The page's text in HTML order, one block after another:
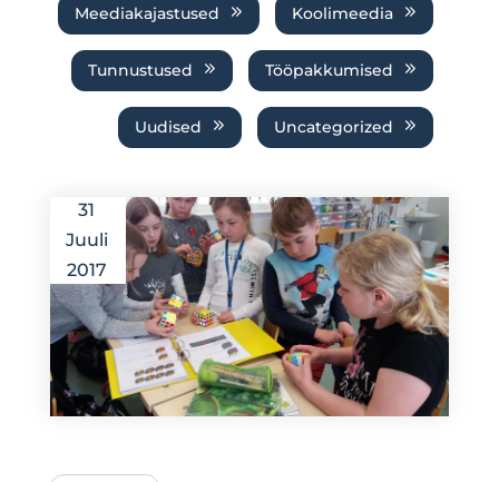
Koolimeedia
Meediakajastused
Tööpakkumised
Tunnustused
Uncategorized
Uudised
31
Juuli
2017